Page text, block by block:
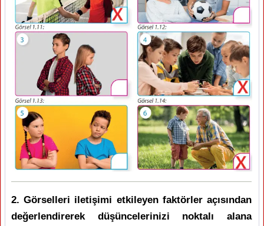
2. Görselleri iletişimi etkileyen faktörler açısından
değerlendirerek düşüncelerinizi noktalı alana